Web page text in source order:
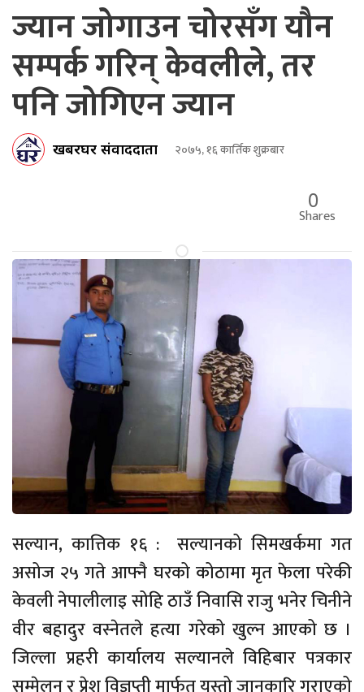
ज्यान जोगाउन चोरसँग यौन
सम्पर्क गरिन् केवलीले, तर
पनि जोगिएन ज्यान
खबरघर संवाददाता २०७५, १६ कार्तिक शुक्रबार
0
Shares
सल्यान, कात्तिक १६ : सल्यानको सिमखर्कमा गत
असोज २५ गते आफ्नै घरको कोठामा मृत फेला परेकी
केवली नेपालीलाइ सोहि ठाउँ निवासि राजु भनेर चिनीने
वीर बहादुर वस्नेतले हत्या गरेको खुल्न आएको छ ।
जिल्ला प्रहरी कार्यालय सल्यानले विहिबार पत्रकार